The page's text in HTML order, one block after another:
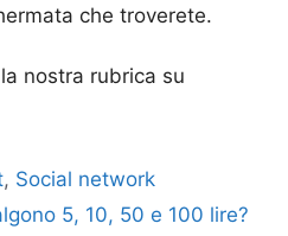
che troverete.
nostra rubrica su
, Social network
5, 10, 50 e 100 lire?